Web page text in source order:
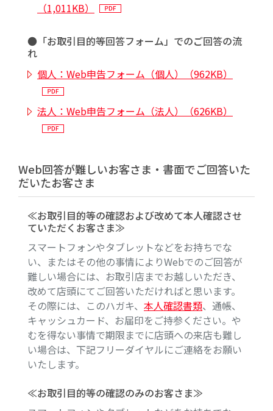
（1,011KB）
●「お取引目的等回答フォーム」でのご回答の流
れ
個人：Web申告フォーム（個人）（962KB）
法人：Web申告フォーム（法人）（626KB）
Web回答が難しいお客さま・書面でご回答いた
だいたお客さま
≪お取引目的等の確認および改めて本人確認させ
ていただくお客さま≫
スマートフォンやタブレットなどをお持ちでな
い、またはその他の事情によりWebでのご回答が
難しい場合には、お取引店までお越しいただき、
改めて店頭にてご回答いただければと思います。
その際には、このハガキ、 本人確認書類、通帳、
キャッシュカード、お届印をご持参ください。や
むを得ない事情で期限までに店頭への来店も難し
い場合は、下記フリーダイヤルにご連絡をお願い
いたします。
≪お取引目的等の確認のみのお客さま≫